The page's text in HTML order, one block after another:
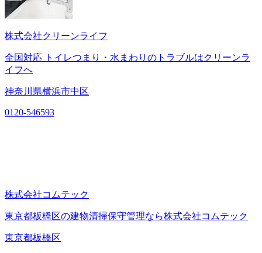
株式会社クリーンライフ
全国対応 トイレつまり・水まわりのトラブルはクリーンラ
イフへ
神奈川県横浜市中区
0120-546593
株式会社コムテック
東京都板橋区の建物清掃保守管理なら株式会社コムテック
東京都板橋区